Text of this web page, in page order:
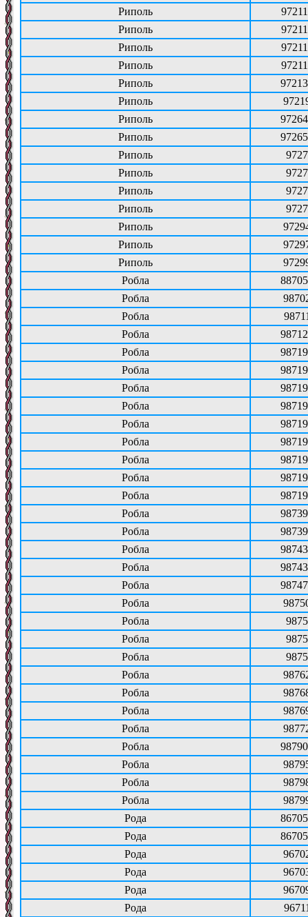
Риполь
Риполь
Риполь
Риполь
Риполь
Риполь
Риполь
Риполь
Риполь
Риполь
Риполь
Риполь
Риполь
Риполь
Риполь
Робла
Робла
Робла
Робла
Робла
Робла
Робла
Робла
Робла
Робла
Робла
Робла
Робла
Робла
Робла
Робла
Робла
Робла
Робла
Робла
Робла
Робла
Робла
Робла
Робла
Робла
Робла
Робла
Робла
Робла
Рода
Рода
Рода
Рода
Рода
Рода